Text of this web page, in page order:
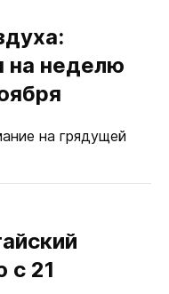
на неделю
на грядущей
с 21